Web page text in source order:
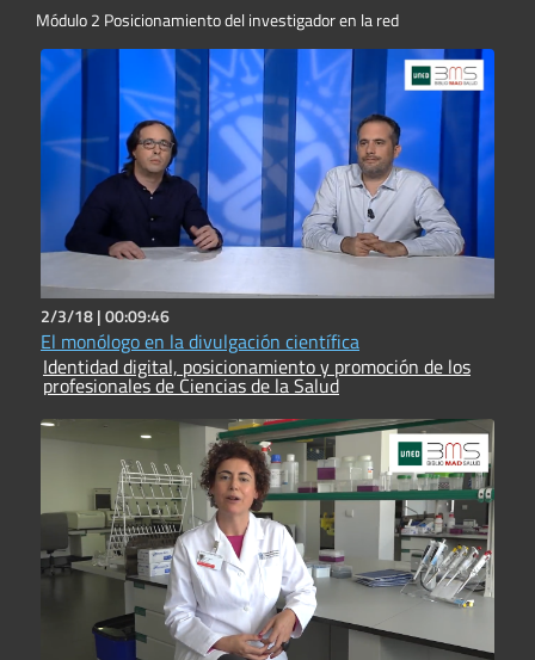
Módulo 2 Posicionamiento del investigador en la red
2/3/18 |00:09:46
El monólogo en la divulgación científica
Identidad digital, posicionamiento y promoción de los
profesionales de Ciencias de la Salud